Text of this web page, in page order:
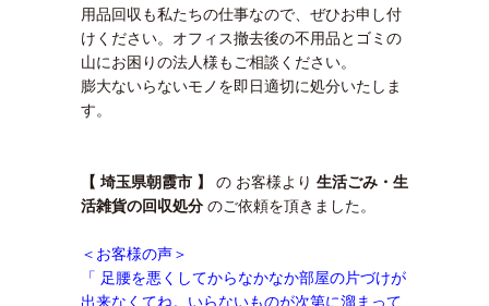
用品回収も私たちの仕事なので、ぜひお申し付
けください。オフィス撤去後の不用品とゴミの
山にお困りの法人様もご相談ください。
膨大ないらないモノを即日適切に処分いたしま
す。
【 埼玉県朝霞市 】 の お客様より 生活ごみ・生
活雑貨の回収処分 のご依頼を頂きました。
＜お客様の声＞
「 足腰を悪くしてからなかなか部屋の片づけが
出来なくてね。いらないものが次第に溜まって